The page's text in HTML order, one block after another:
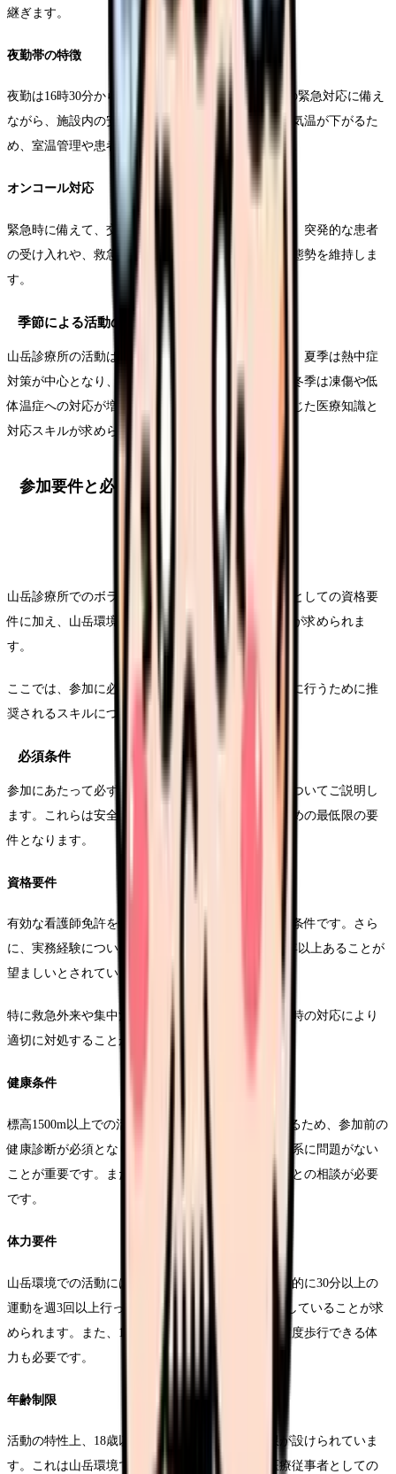
継ぎます。
夜勤帯の特徴
夜勤は16時30分から翌朝9時までとなります。夜間の緊急対応に備え
ながら、施設内の安全管理も行います。夜間は特に気温が下がるた
め、室温管理や患者の体調管理にも注意を払います。
オンコール対応
緊急時に備えて、交代でオンコール体制を取ります。突発的な患者
の受け入れや、救急搬送の要請に迅速に対応できる態勢を維持しま
す。
季節による活動の特徴
山岳診療所の活動は季節によって大きく変化します。夏季は熱中症
対策が中心となり、秋季は気温差による体調管理、冬季は凍傷や低
体温症への対応が増加します。それぞれの季節に応じた医療知識と
対応スキルが求められます。
参加要件と必要スキル
山岳診療所でのボランティア活動には、医療専門職としての資格要
件に加え、山岳環境での活動に必要な経験やスキルが求められま
す。
ここでは、参加に必要な条件と、活動をより効果的に行うために推
奨されるスキルについて詳しくご説明します。
必須条件
参加にあたって必ず満たしておく必要がある条件についてご説明し
ます。これらは安全かつ効果的な医療活動を行うための最低限の要
件となります。
資格要件
有効な看護師免許を保持していることが最も重要な条件です。さら
に、実務経験については一般病院での勤務経験が3年以上あることが
望ましいとされています。
特に救急外来や集中治療室での経験があると、緊急時の対応により
適切に対処することができます。
健康条件
標高1500m以上での活動に支障がないことを確認するため、参加前の
健康診断が必須となります。特に循環器系や呼吸器系に問題がない
ことが重要です。また、持病がある場合は、主治医との相談が必要
です。
体力要件
山岳環境での活動には一定の体力が必要です。日常的に30分以上の
運動を週3回以上行っているなど、基礎体力を維持していることが求
められます。また、10kg程度の荷物を持って30分程度歩行できる体
力も必要です。
年齢制限
活動の特性上、18歳以上45歳以下という年齢制限が設けられていま
す。これは山岳環境での活動に必要な体力と、医療従事者としての